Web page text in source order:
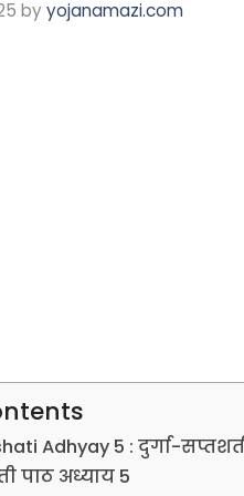
by yojanamazi.com
Adhyay 5 : दुर्गा-
पाठ अध्याय 5